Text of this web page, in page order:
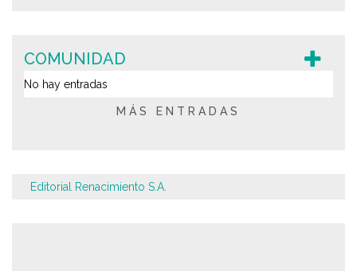
COMUNIDAD
No hay entradas
MÁS ENTRADAS
Editorial Renacimiento S.A.